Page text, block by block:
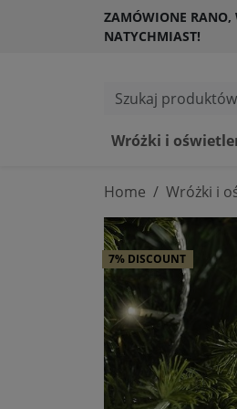
ZAMÓWIONE RANO,
NATYCHMIAST!
Szukaj produktów
Wróżki i
Home Wróżki i
7% DISCOUNT